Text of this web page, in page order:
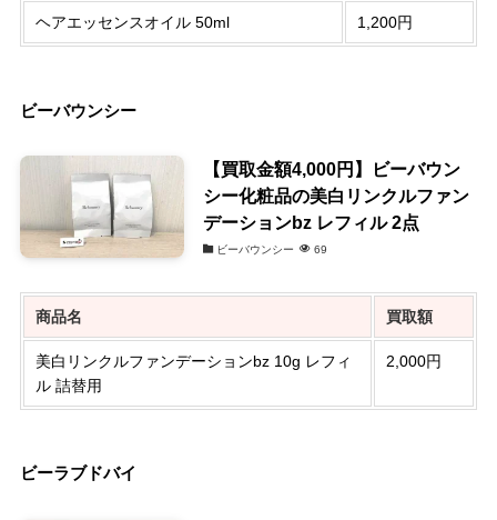
ヘアエッセンスオイル 50ml 1,200円
ビーバウンシー
【買取金額4,000円】ビーバウン
シー化粧品の美白リンクルファン
デーションbz レフィル 2点
ビーバウンシー 69
商品名 買取額
美白リンクルファンデーションbz 10g レフィ
ル 詰替用
2,000円
ビーラブドバイ